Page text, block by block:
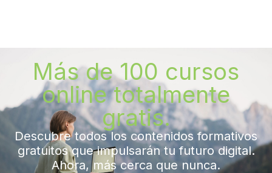
Más de 100 cursos
online totalmente
gratis.
Descubre todos los contenidos formativos
gratuitos que impulsarán tu futuro digital.
Ahora, más cerca que nunca.